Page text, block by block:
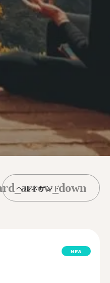
ヘルネサンド
NEW